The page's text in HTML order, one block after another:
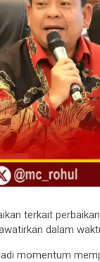
terkait
dalam
momentum